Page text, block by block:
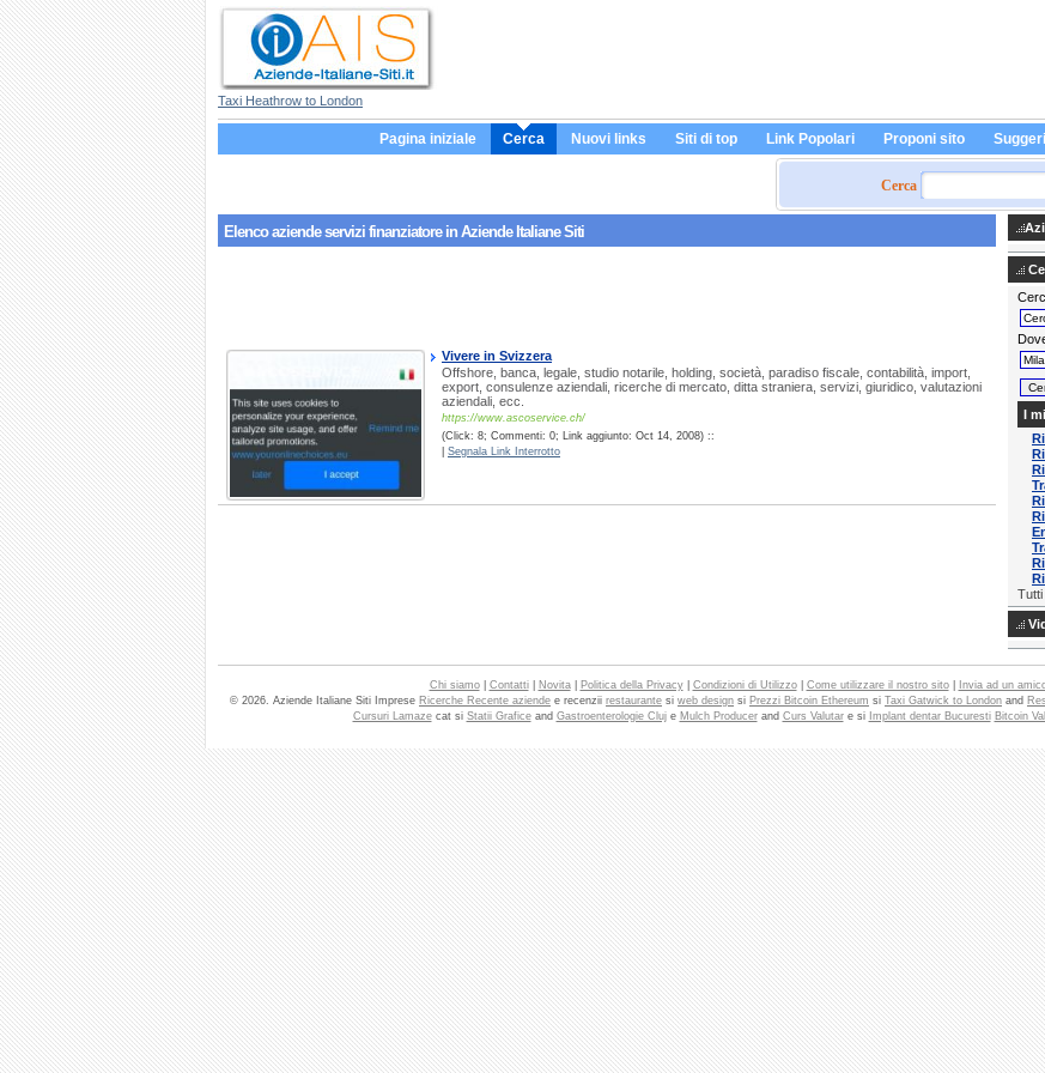
Taxi Heathrow to London
Pagina iniziale Cerca Nuovi links Siti di top Link Popolari Proponi sito
Cerca
Elenco aziende servizi finanziatorein Aziende Italiane Siti
Vivere in Svizzera
Offshore, banca, legale, studio notarile, holding, società, paradiso fiscale, contabilità, import,
export, consulenze aziendali, ricerche di mercato, ditta straniera, servizi, giuridico, valutazioni
aziendali, ecc.
https://www.ascoservice.ch/
(Click: 8; Commenti: 0; Link aggiunto: Oct 14, 2008) ::
Segnala Link Interrotto
I
Tutti
Chi siamo| Contatti| Novita| Politica della Privacy| Condizioni di Utilizzo| Come utilizzare il nostro sito| Invia ad un
© 2026. Aziende Italiane Siti Imprese Ricerche Recente aziende e recenzii restaurante si web design si Prezzi Bitcoin Ethereum si Taxi Gatwick to London and
Cursuri Lamazecat si Statii Graficeand Gastroenterologie Cluje Mulch Producerand Curs Valutare si Implant dentar Bucuresti Bitcoin